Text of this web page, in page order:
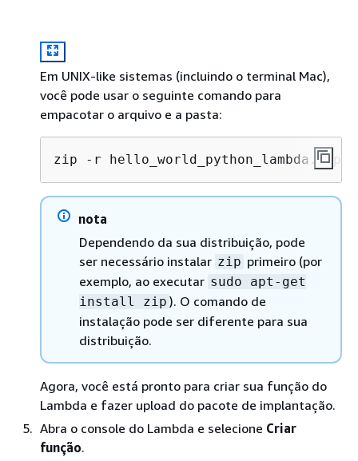
Em UNIX-like sistemas (incluindo o terminal Mac),
você pode usar o seguinte comando para
empacotar o arquivo e a pasta:
zip -r hello_world_python_lambda.zip
nota
Dependendo da sua distribuição, pode
ser necessário instalar zip primeiro (por
exemplo, ao executar sudo apt-get
install zip ). O comando de
instalação pode ser diferente para sua
distribuição.
Agora, você está pronto para criar sua função do
Lambda e fazer upload do pacote de implantação.
Abra o console do Lambda e selecione Criar
função.